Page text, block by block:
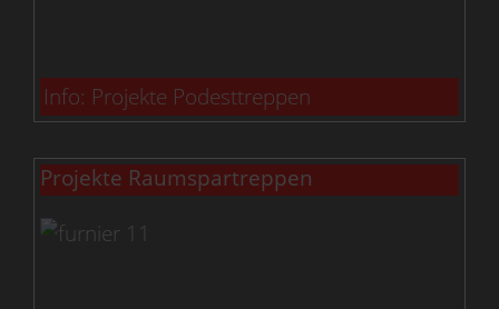
Info: Projekte Podesttreppen
Projekte Raumspartreppen